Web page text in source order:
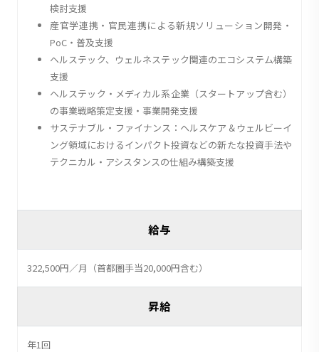
検討支援
産官学連携・官民連携による新規ソリューション開発・
PoC・普及支援
ヘルステック、ウェルネステック関連のエコシステム構築
支援
ヘルステック・メディカル系企業（スタートアップ含む）
の事業戦略策定支援・事業開発支援
サステナブル・ファイナンス：ヘルスケア＆ウェルビーイ
ング領域におけるインパクト投資などの新たな投資手法や
テクニカル・アシスタンスの仕組み構築支援
給与
322,500円／月（首都圏手当20,000円含む）
昇給
年1回